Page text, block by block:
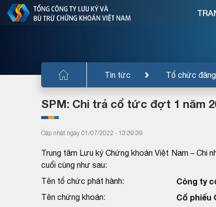
Tin tức Tổ chức
SPM: Chi trả cổ tức đợt 1 năm
Cập nhật ngày 01/07/2022 - 13:39:39
Trung tâm Lưu ký Chứng khoán Việt Nam – Chi
cuối cùng như sau:
Tên tổ chức phát hành:
Công ty
Tên chứng khoán: Cổ phiếu